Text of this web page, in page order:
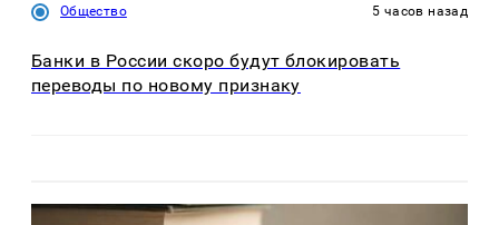
Общество 5 часов назад
Банки в России скоро будут блокировать
переводы по новому признаку